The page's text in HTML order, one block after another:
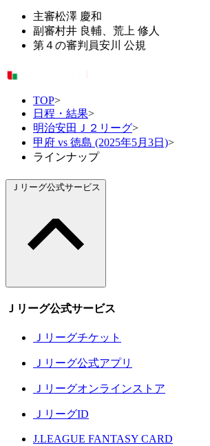
主審松澤 慶和
副審村井 良輔、荒上 修人
第４の審判員安川 公規
TOP>
日程・結果>
明治安田Ｊ２リーグ>
甲府 vs 徳島 (2025年5月3日)>
ラインナップ
Ｊリーグ公式サービス
Ｊリーグ公式サービス
Ｊリーグチケット
Ｊリーグ公式アプリ
Ｊリーグオンラインストア
ＪリーグID
J.LEAGUE FANTASY CARD